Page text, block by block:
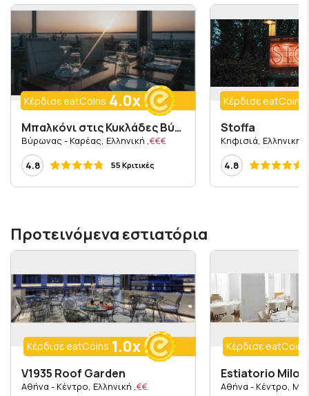
Κέρδισε eatCoins 4.0x
Μπαλκόνι στις Κυκλάδες Βύρωνας - Καρέας
€€€
, Βύρωνας - Καρέας, Ελληνική
4.8
55 Κριτικές
Κέρδισε eatCoins
Stoffa
4.8
Προτεινόμενα εστιατόρια
Κέρδισε eatCoins 1.0x
V1935 Roof Garden
€€
, Αθήνα - Κέντρο, Ελληνική
Κέρδισε eatCoins
Estiatorio Milos